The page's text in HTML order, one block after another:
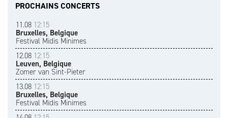
PROCHAINS CONCERTS
11.08 12:15
Bruxelles, Belgique
Festival Midis Minimes
12.08 12:15
Leuven, Belgique
Zomer van Sint-Pieter
13.08 12:15
Bruxelles, Belgique
Festival Midis Minimes